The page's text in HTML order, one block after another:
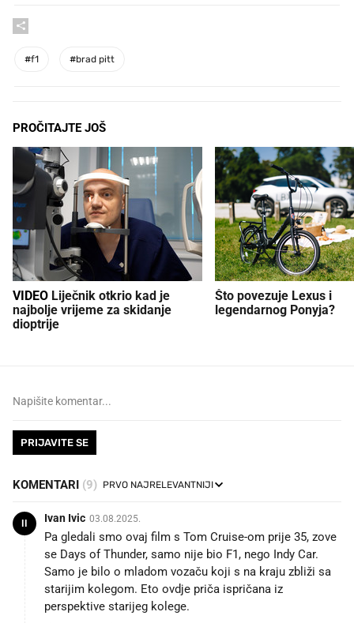
#f1 #brad pitt
PROČITAJTE JOŠ
VIDEO
najbolje vrijeme za skidanje
dioptrije
Što povezuje Lexus i
legendarnog Ponyja?
PRIJAVITE SE
KOMENTARI (9)
II Ivan Ivic 03.08.2025.
Pa gledali smo ovaj film s Tom Cruise-om prije 35, zove
se Days of Thunder, samo nije bio F1, nego Indy Car.
Samo je bilo o mladom vozaču koji s na kraju zbliži sa
starijim kolegom. Eto ovdje priča ispričana iz
perspektive starijeg kolege.